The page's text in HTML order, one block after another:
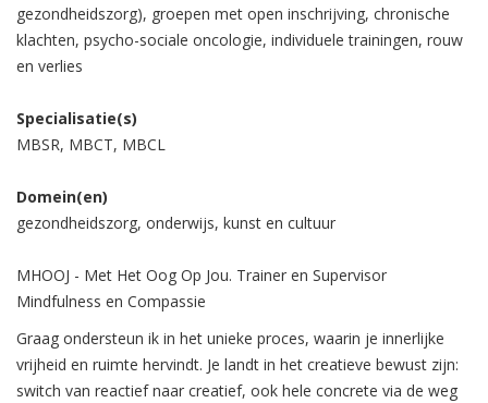
gezondheidszorg), groepen met open inschrijving, chronische
klachten, psycho-sociale oncologie, individuele trainingen, rouw
en verlies
Specialisatie(s)
MBSR, MBCT, MBCL
Domein(en)
gezondheidszorg, onderwijs, kunst en cultuur
MHOOJ - Met Het Oog Op Jou. Trainer en Supervisor
Mindfulness en Compassie
Graag ondersteun ik in het unieke proces, waarin je innerlijke
vrijheid en ruimte hervindt. Je landt in het creatieve bewust zijn:
switch van reactief naar creatief, ook hele concrete via de weg